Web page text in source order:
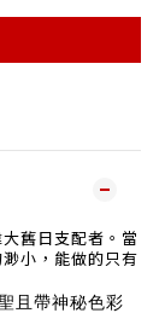
舊日支配者。當
小，能做的只有
且帶神秘色彩